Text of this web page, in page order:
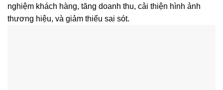
nghiệm khách hàng, tăng doanh thu, cải thiện hình ảnh
thương hiệu, và giảm thiểu sai sót.